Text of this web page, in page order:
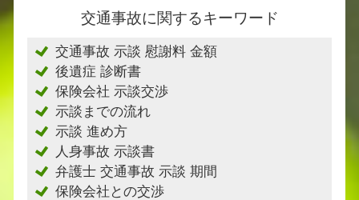
交通事故に関するキーワード
交通事故 示談 慰謝料 金額
後遺症 診断書
保険会社 示談交渉
示談までの流れ
示談 進め方
人身事故 示談書
弁護士 交通事故 示談 期間
保険会社との交渉